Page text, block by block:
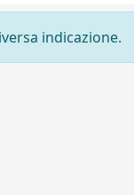
indicazione.